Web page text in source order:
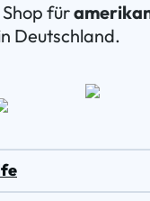
für
Deutschland.